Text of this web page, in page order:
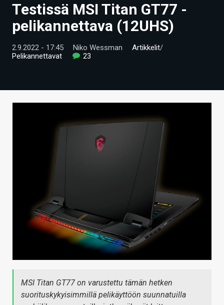
UUTISET
VIDEOT
TIETOA
HAKU
Testissä MSI Titan GT77 -
pelikannettava (12UHS)
2.9.2022 - 17:45 Niko Wessman Artikkelit/
Pelikannettavat
23
MSI Titan GT77 on varustettu tämän hetken
suorituskykyisimmillä pelikäyttöön suunnatuilla